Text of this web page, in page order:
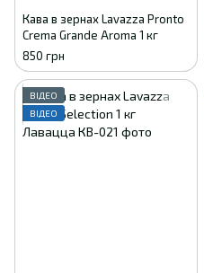
Кава в зернах Lavazza Pronto
Crema Grande Aroma 1 кг
850 грн
ВІДЕО
ВІДЕО